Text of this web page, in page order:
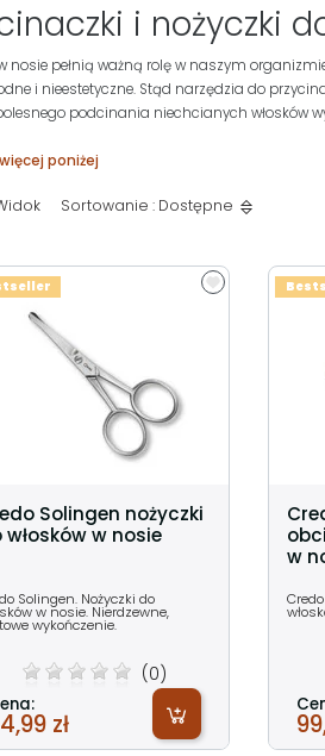
i nożyczki
nosie pełnią ważną rolę w naszym
i nieestetyczne. Stąd narzędzia do
podcinania niechcianych włosków
poniżej
Sortowanie : Dostępne
Solingen nożyczki
włosków w nosie
Solingen. Nożyczki do
w nosie. Nierdzewne,
wykończenie.
(0)
zł
w